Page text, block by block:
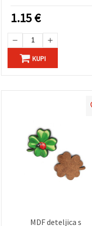
1.15€
KUPI
MDF deteljica s